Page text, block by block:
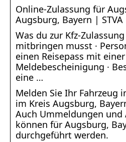
Online-Zulassung für
Augsburg, Bayern | STVA
Was du zur Kfz-
mitbringen musst ·
einen Reisepass mit
Meldebescheinigung ·
eine …
Melden Sie Ihr Fahrzeug
im Kreis Augsburg,
Auch Ummeldungen und
können für Augsburg,
durchgeführt werden.